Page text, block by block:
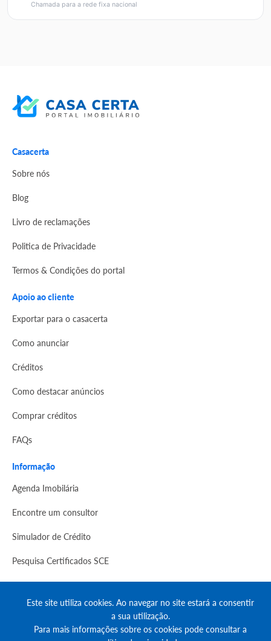
Chamada para a rede fixa nacional
Casacerta
Sobre nós
Blog
Livro de reclamações
Politica de Privacidade
Termos & Condições do portal
Apoio ao cliente
Exportar para o casacerta
Como anunciar
Créditos
Como destacar anúncios
Comprar créditos
FAQs
Informação
Agenda Imobilária
Encontre um consultor
Simulador de Crédito
Pesquisa Certificados SCE
Este site utiliza cookies. Ao navegar no site estará a consentir
a sua utilização.
Para mais informações sobre os cookies pode consultar a